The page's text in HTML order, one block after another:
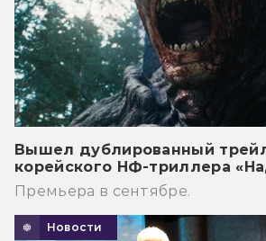
Вышел дублированный
корейского НФ-триллера
Премьера в сентябре.
Новости